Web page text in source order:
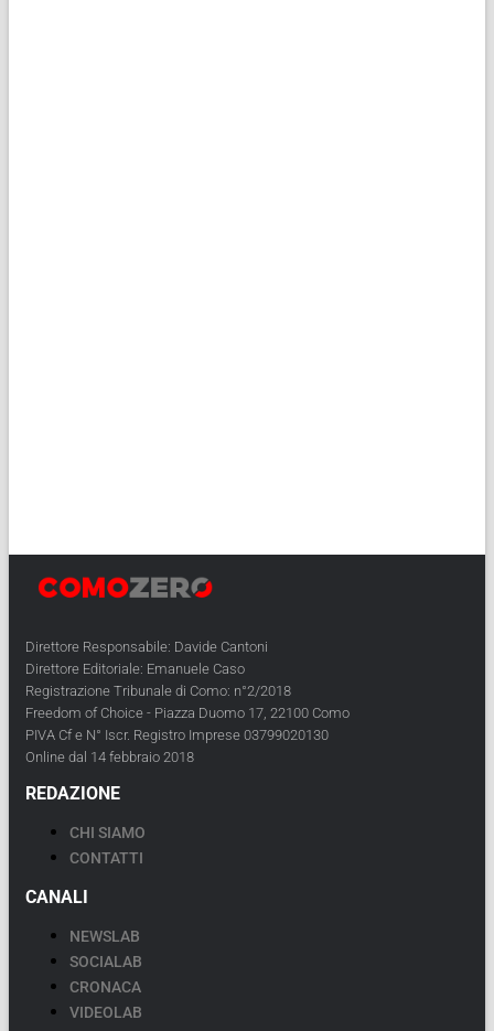
Direttore Responsabile: Davide Cantoni
Direttore Editoriale: Emanuele Caso
Registrazione Tribunale di Como: n°2/2018
Freedom of Choice - Piazza Duomo 17, 22100 Como
PIVA Cf e N° Iscr. Registro Imprese 03799020130
Online dal 14 febbraio 2018
REDAZIONE
CHI SIAMO
CONTATTI
CANALI
NEWSLAB
SOCIALAB
CRONACA
VIDEOLAB